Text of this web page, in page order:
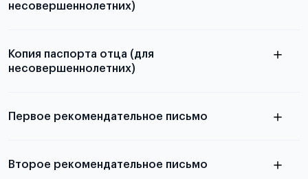
несовершеннолетних)
Копия паспорта отца (для
несовершеннолетних)
выезда
Первое рекомендательное письмо
Второе рекомендательное письмо